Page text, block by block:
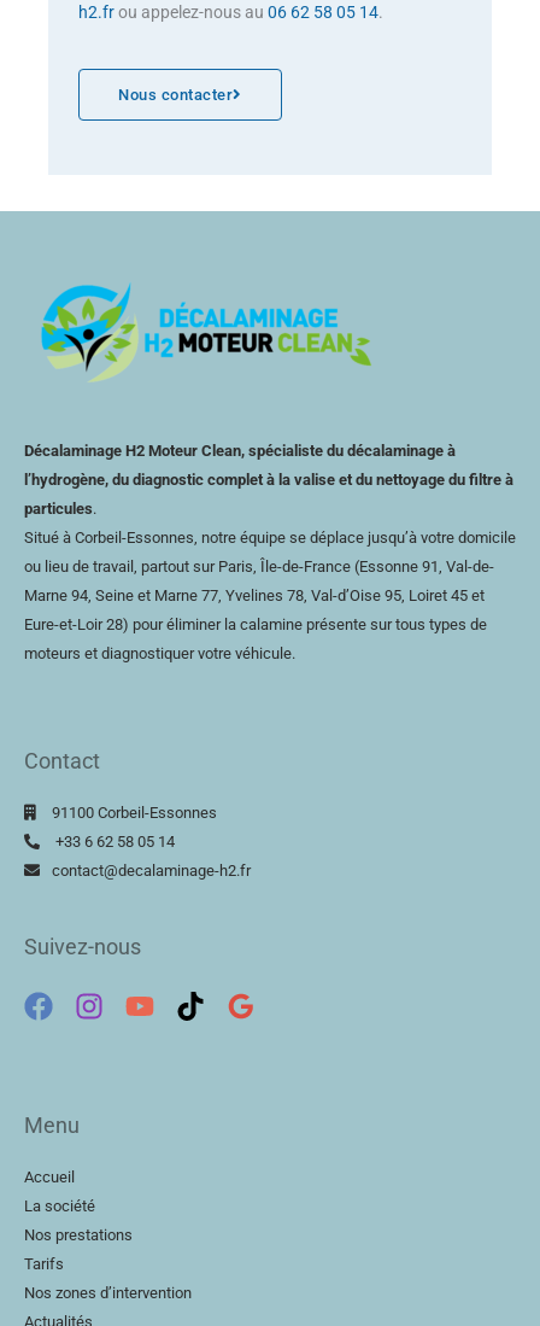
h2.frou appelez-nous au 06 62 58 05 14.
Nous contacter
Décalaminage H2 Moteur Clean, spécialiste du décalaminage à
l’hydrogène, du diagnostic complet à la valise et du nettoyage du filtre à
particules.
Situé à Corbeil-Essonnes, notre équipe se déplace jusqu’à votre domicile
ou lieu de travail, partout sur Paris, Île-de-France (Essonne 91, Val-de-
Marne 94, Seine et Marne 77, Yvelines 78, Val-d’Oise 95, Loiret 45 et
Eure-et-Loir28) pour éliminer la calamine présente sur tous types de
moteurs et diagnostiquer votre véhicule.
Contact
91100 Corbeil-Essonnes
+33 6 62 58 05 14
contact@decalaminage-h2.fr
Suivez-nous
Menu
Accueil
La société
Nos prestations
Tarifs
Nos zones d’intervention
Actualités